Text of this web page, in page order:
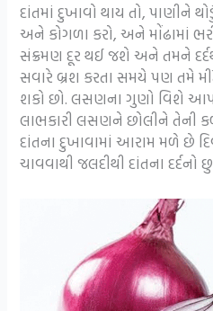
દાંતમાં દુખાવો થાય તો, પાણીને
અને કોગળા કરો, અને મોંઢામાં
સંક્રમણ દૂર થઈ જશે અને તમને
સવારે બ્રશ કરતા સમયે પણ તમે
શકો છો. લસણના ગુણો વિશે
લાભકારી લસણને છોલીને તેની
દાંતના દુખાવામાં આરામ મળે છે
ચાવવાથી જલદીથી દાંતના દર્દનો